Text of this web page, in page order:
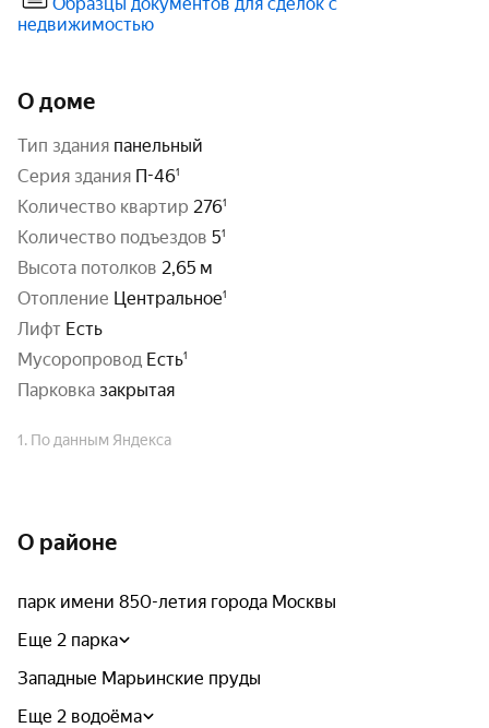
недвижимостью
О доме
тип здания панельный
серия здания П-46
количество квартир 276
количество подъездов 5
высота потолков 2,65 м
Отопление Центральное
Лифт Есть
Мусоропровод Есть
парковка закрытая
1. По данным Яндекса
О районе
парк имени 850-летия города Москвы
Еще 2 парка
Западные Марьинские пруды
Еще 2 водоёма